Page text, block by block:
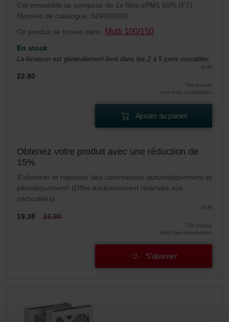
Cet ensemble se compose de 1x filtre ePM1 50% (F7).
Numéro de catalogue: 524000060
Ce produit se trouve dans: Multi 100/150
En stock
La livraison est généralement livré dans les 2 à 5 jours ouvrables
EUR
22.80
TVA incluse
hors frais d’expédition
Ajouter au panier
Obtenez votre produit avec une réduction de
15%
S’abonner et repasser des commandes automatiquement et
périodiquement! (Offre exclusivement réservée aux
particuliers)
EUR
19.38 22.80
TVA incluse
hors frais d’expédition
S’abonner